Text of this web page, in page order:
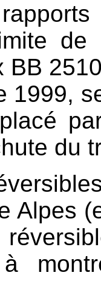
BB
1999,
du
Alpes
à